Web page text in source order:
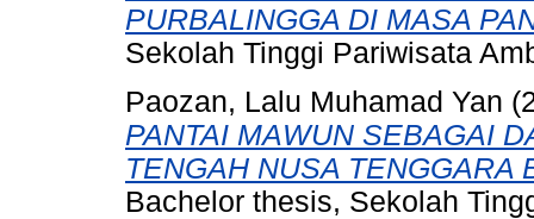
PURBALINGGA DI MASA
Sekolah Tinggi Pariwisata
Paozan, Lalu Muhamad Yan
PANTAI MAWUN SEBAGAI
TENGAH NUSA TENGGARA
Bachelor thesis, Sekolah